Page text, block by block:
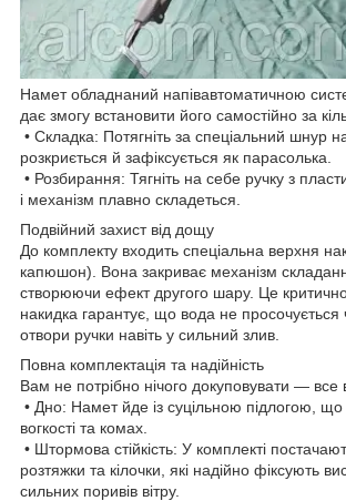
Намет обладнаний напівавтоматичною
дає змогу встановити його самостійно за
• Складка: Потягніть за спеціальний шнур
розкриється й зафіксується як парасолька.
• Розбирання: Тягніть на себе ручку з
і механізм плавно складеться.
Подвійний захист від дощу
До комплекту входить спеціальна верхня
капюшон). Вона закриває механізм
створюючи ефект другого шару. Це
накидка гарантує, що вода не просочується
отвори ручки навіть у сильний злив.
Повна комплектація та надійність
Вам не потрібно нічого докуповувати — все
• Дно: Намет йде із суцільною підлогою, що
вогкості та комах.
• Штормова стійкість: У комплекті
розтяжки та кілочки, які надійно фіксують
сильних поривів вітру.